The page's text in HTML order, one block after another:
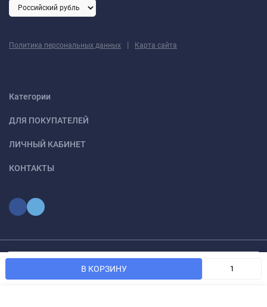
В КОРЗИНУ
Политика персональных данных | Карта сайта
Категории
ДЛЯ ПОКУПАТЕЛЕЙ
ЛИЧНЫЙ КАБИНЕТ
КОНТАКТЫ